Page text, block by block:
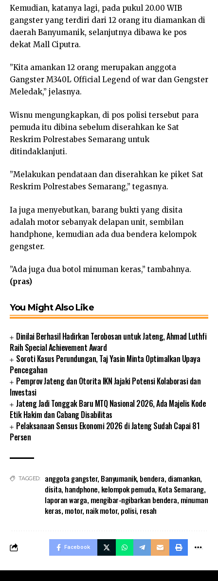
Kemudian, katanya lagi, pada pukul 20.00 WIB
gangster yang terdiri dari 12 orang itu diamankan di
daerah Banyumanik, selanjutnya dibawa ke pos
dekat Mall Ciputra.
”Kita amankan 12 orang merupakan anggota
Gangster M340L Official Legend of war dan Gengster
Meledak,” jelasnya.
Wisnu mengungkapkan, di pos polisi tersebut para
pemuda itu dibina sebelum diserahkan ke Sat
Reskrim Polrestabes Semarang untuk
ditindaklanjuti.
”Melakukan pendataan dan diserahkan ke piket Sat
Reskrim Polrestabes Semarang,” tegasnya.
Ia juga menyebutkan, barang bukti yang disita
adalah motor sebanyak delapan unit, sembilan
handphone, kemudian ada dua bendera kelompok
gengster.
”Ada juga dua botol minuman keras,” tambahnya.
(pras)
You Might Also Like
Dinilai Berhasil Hadirkan Terobosan untuk Jateng, Ahmad Luthfi
Raih Special Achievement Award
Soroti Kasus Perundungan, Taj Yasin Minta Optimalkan Upaya
Pencegahan
Pemprov Jateng dan Otorita IKN Jajaki Potensi Kolaborasi dan
Investasi
Jateng Jadi Tonggak Baru MTQ Nasional 2026, Ada Majelis Kode
Etik Hakim dan Cabang Disabilitas
Pelaksanaan Sensus Ekonomi 2026 di Jateng Sudah Capai 81
Persen
TAGGED: anggota gangster, Banyumanik, bendera, diamankan,
disita, handphone, kelompok pemuda, Kota Semarang,
laporan warga, mengibar-ngibarkan bendera, minuman
keras, motor, naik motor, polisi, resah
Facebook